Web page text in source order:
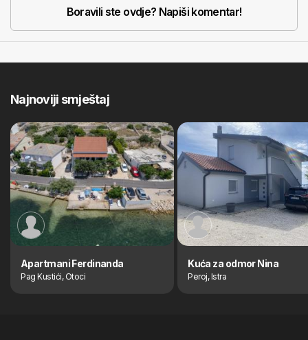
Boravili ste ovdje? Napiši komentar!
Najnoviji smještaj
Apartmani Ferdinanda
Pag Kustići, Otoci
Kuća za odmor Nina
Peroj, Istra